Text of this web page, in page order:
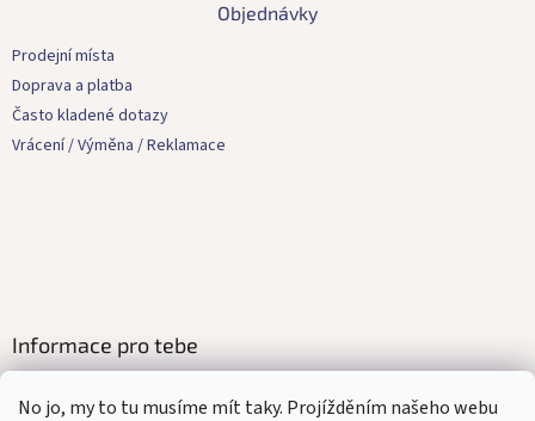
No jo, my to tu musíme mít taky. Projížděním našeho webu
u
Objednávky
Prodejní místa
Doprava a platba
Často kladené dotazy
Vrácení / Výměna / Reklamace
Informace pro tebe